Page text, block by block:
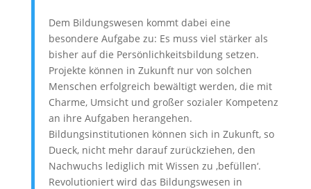
Dem Bildungswesen kommt dabei eine
besondere Aufgabe zu: Es muss viel stärker als
bisher auf die Persönlichkeitsbildung setzen.
Projekte können in Zukunft nur von solchen
Menschen erfolgreich bewältigt werden, die mit
Charme, Umsicht und großer sozialer Kompetenz
an ihre Aufgaben herangehen.
Bildungsinstitutionen können sich in Zukunft, so
Dueck, nicht mehr darauf zurückziehen, den
Nachwuchs lediglich mit Wissen zu ,befüllen‘.
Revolutioniert wird das Bildungswesen in